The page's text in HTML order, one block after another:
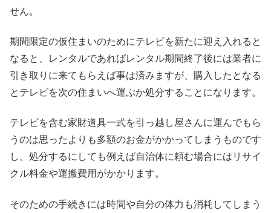
せん。
期間限定の仮住まいのためにテレビを新たに迎え入れると
なると、レンタルであればレンタル期間終了後には業者に
引き取りに来てもらえば事は済みますが、購入したとなる
とテレビを次の住まいへ運ぶか処分することになります。
テレビを含む家財道具一式を引っ越し屋さんに運んでもら
うのは思ったよりも多額のお金がかかってしまうものです
し、処分するにしても例えば自治体に頼む場合にはリサイ
クル料金や運搬費用がかかります。
そのための手続きには時間や自分の体力も消耗してしまう